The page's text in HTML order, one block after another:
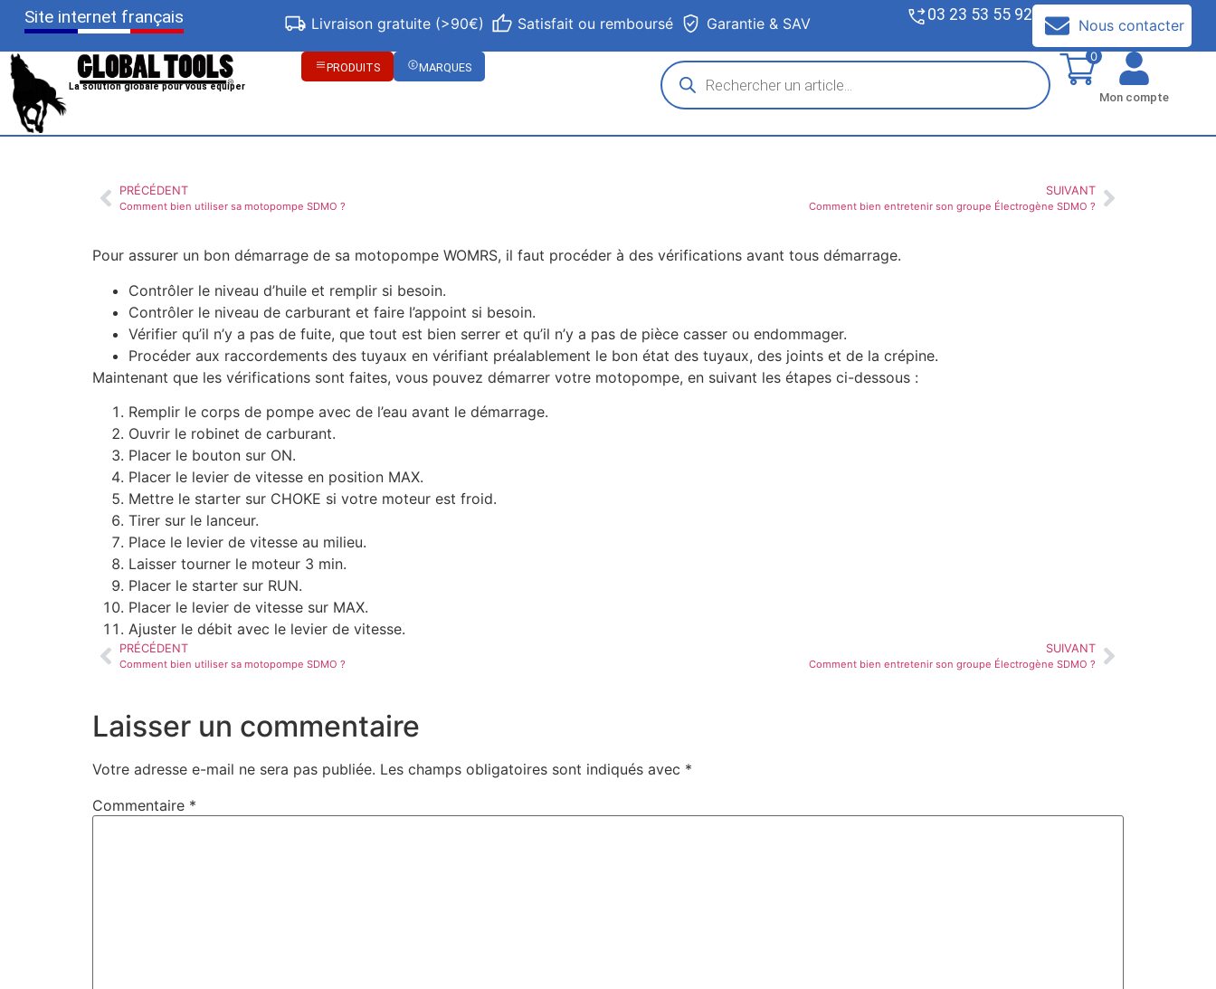
Site internet français Livraison gratuite (>90€) Satisfait ou remboursé Garantie & SAV 03 23 53 55 92
Nous contacter
La solution globale pour vous équiper
PRODUITS MARQUES
0
Mon compte
PRÉCÉDENT
Comment bien utiliser sa motopompe SDMO ?
SUIVANT
Comment bien entretenir son groupe Électrogène SDMO ?
Pour assurer un bon démarrage de sa motopompe WOMRS, il faut procéder à des vérifications avant tous démarrage.
Contrôler le niveau d’huile et remplir si besoin.
Contrôler le niveau de carburant et faire l’appoint si besoin.
Vérifier qu’il n’y a pas de fuite, que tout est bien serrer et qu’il n’y a pas de pièce casser ou endommager.
Procéder aux raccordements des tuyaux en vérifiant préalablement le bon état des tuyaux, des joints et de la crépine.
Maintenant que les vérifications sont faites, vous pouvez démarrer votre motopompe, en suivant les étapes ci-dessous :
Remplir le corps de pompe avec de l’eau avant le démarrage.
Ouvrir le robinet de carburant.
Placer le bouton sur ON.
Placer le levier de vitesse en position MAX.
Mettre le starter sur CHOKE si votre moteur est froid.
Tirer sur le lanceur.
Place le levier de vitesse au milieu.
Laisser tourner le moteur 3 min.
Placer le starter sur RUN.
Placer le levier de vitesse sur MAX.
Ajuster le débit avec le levier de vitesse.
PRÉCÉDENT
Comment bien utiliser sa motopompe SDMO ?
SUIVANT
Comment bien entretenir son groupe Électrogène SDMO ?
Laisser un commentaire
Votre adresse e-mail ne sera pas publiée. Les champs obligatoires sont indiqués avec *
Commentaire *